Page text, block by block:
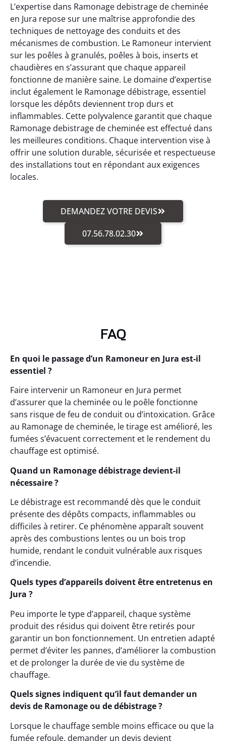
L’expertise dans Ramonage debistrage de cheminée
en Jura repose sur une maîtrise approfondie des
techniques de nettoyage des conduits et des
mécanismes de combustion. Le Ramoneur intervient
sur les poêles à granulés, poêles à bois, inserts et
chaudières en s’assurant que chaque appareil
fonctionne de manière saine. Le domaine d’expertise
inclut également le Ramonage débistrage, essentiel
lorsque les dépôts deviennent trop durs et
inflammables. Cette polyvalence garantit que chaque
Ramonage debistrage de cheminée est effectué dans
les meilleures conditions. Chaque intervention vise à
offrir une solution durable, sécurisée et respectueuse
des installations tout en répondant aux exigences
locales.
DEMANDEZ VOTRE DEVIS
07.56.78.02.30
FAQ
En quoi le passage d’un Ramoneur en Jura est-il
essentiel ?
Faire intervenir un Ramoneur en Jura permet
d’assurer que la cheminée ou le poêle fonctionne
sans risque de feu de conduit ou d’intoxication. Grâce
au Ramonage de cheminée, le tirage est amélioré, les
fumées s’évacuent correctement et le rendement du
chauffage est optimisé.
Quand un Ramonage débistrage devient-il
nécessaire ?
Le débistrage est recommandé dès que le conduit
présente des dépôts compacts, inflammables ou
difficiles à retirer. Ce phénomène apparaît souvent
après des combustions lentes ou un bois trop
humide, rendant le conduit vulnérable aux risques
d’incendie.
Quels types d’appareils doivent être entretenus en
Jura ?
Peu importe le type d’appareil, chaque système
produit des résidus qui doivent être retirés pour
garantir un bon fonctionnement. Un entretien adapté
permet d’éviter les pannes, d’améliorer la combustion
et de prolonger la durée de vie du système de
chauffage.
Quels signes indiquent qu’il faut demander un
devis de Ramonage ou de débistrage ?
Lorsque le chauffage semble moins efficace ou que la
fumée refoule, demander un devis devient